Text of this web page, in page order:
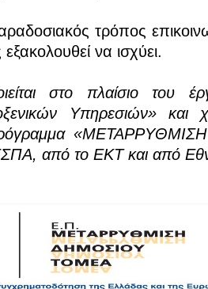
τρόπος
να ισχύει.
στο πλαίσιο του
Υπηρεσιών» και
Πρόγραμμα
από το ΕΚΤ και από